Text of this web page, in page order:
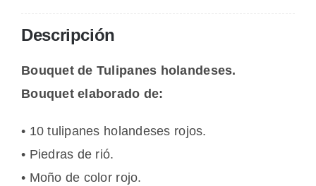
Descripción
Bouquet de Tulipanes holandeses.
Bouquet elaborado de:
• 10 tulipanes holandeses rojos.
• Piedras de rió.
• Moño de color rojo.